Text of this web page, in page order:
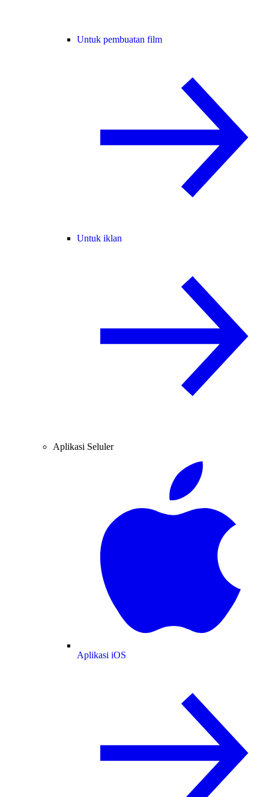
Untuk pembuatan film
Untuk iklan
Aplikasi Seluler
Aplikasi iOS